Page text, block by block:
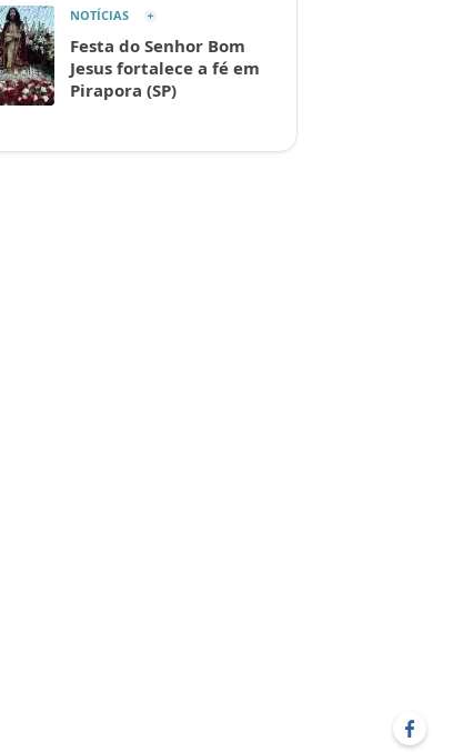
NOTÍCIAS
Festa do Senhor Bom
Jesus fortalece a fé em
Pirapora (SP)